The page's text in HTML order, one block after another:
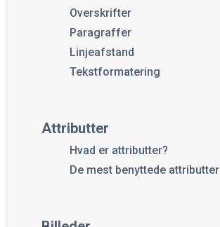
Overskrifter
Paragraffer
Linjeafstand
Tekstformatering
Attributter
Hvad er attributter?
De mest benyttede attributter